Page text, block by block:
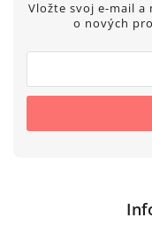
Vložte svoj e-mail a
o nových